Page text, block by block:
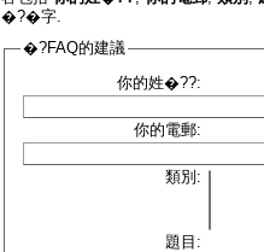
�?�字.
�?FAQ的建議
你的姓�??:
你的電郵:
類別:
題目: